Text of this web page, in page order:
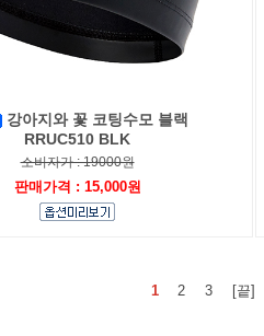
강아지와 꽃 코팅수모 블랙
RRUC510 BLK
소비자가 : 19000원
판매가격 : 15,000원
1 2 3 [끝]